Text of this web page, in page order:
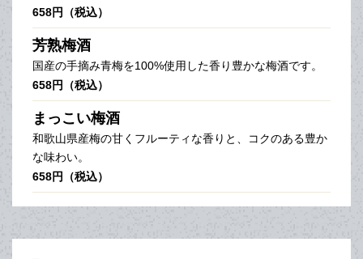
658円（税込）
芳熟梅酒
国産の手摘み青梅を100%使用した香り豊かな梅酒です。
658円（税込）
まっこい梅酒
和歌山県産梅の甘くフルーティな香りと、コクのある豊か
な味わい。
658円（税込）